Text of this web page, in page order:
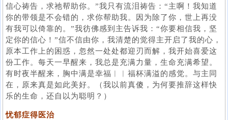
信心祷告，求祂帮助你。”我只有流泪祷告：“主啊！我知道
你的带领是不会错的，求你帮助我。因为除了你，世上再没
有我可以倚靠的。”我彷佛感到主告诉我：“你要相信我，坚
定你的信心！”信不信由你，我清楚的觉得主开启了我的心，
原本工作上的困惑，忽然一处处都迎刃而解，我开始喜爱这
份工作。每天一早醒来，我总是充满力量，生命充满希望。
有时夜半醒来，胸中满是幸福︱︱福杯满溢的感觉。与主同
在，原来真是如此美好。（我以前真傻，为何要推辞这样快
乐的生命，还自以为聪明？）
忧郁症得医治